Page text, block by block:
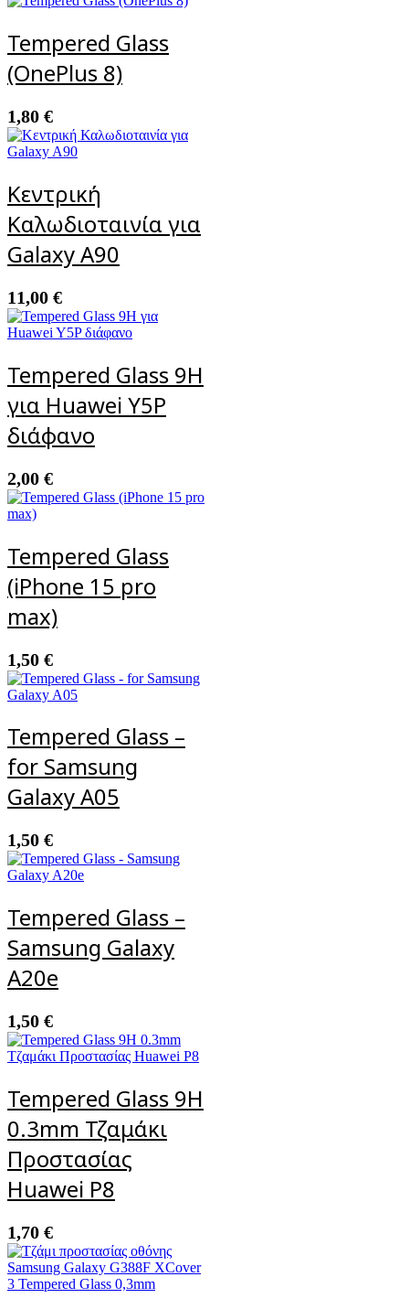
Tempered Glass
(OnePlus 8)
1,80 €
Κεντρική
Καλωδιοταινία για
Galaxy A90
11,00 €
Tempered Glass 9H
για Huawei Y5P
διάφανο
2,00 €
Tempered Glass
(iPhone 15 pro
max)
1,50 €
Tempered Glass –
for Samsung
Galaxy A05
1,50 €
Tempered Glass –
Samsung Galaxy
A20e
1,50 €
Tempered Glass 9H
0.3mm Τζαμάκι
Προστασίας
Huawei P8
1,70 €